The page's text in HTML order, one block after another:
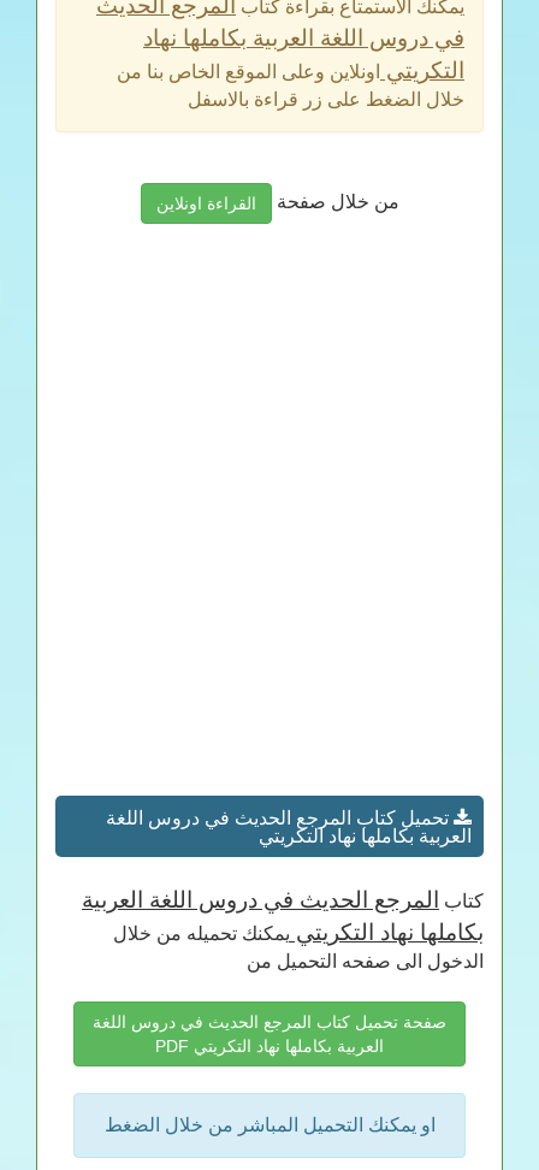
يمكنك الاستمتاع بقراءة كتاب
المرجع الحديث
في دروس اللغة العربية بكاملها نهاد
التكريتي
اونلاين وعلى الموقع الخاص بنا من
خلال الضغط على زر قراءة بالاسفل
من خلال صفحة القراءة اونلاين
تحميل كتاب المرجع الحديث في دروس اللغة
العربية بكاملها نهاد التكريتي
كتاب
المرجع الحديث في دروس اللغة العربية
بكاملها نهاد التكريتي يمكنك تحميله من خلال
الدخول الى صفحه التحميل من
صفحة تحميل كتاب المرجع الحديث في دروس اللغة
العربية بكاملها نهاد التكريتي PDF
او يمكنك التحميل المباشر من خلال الضغط